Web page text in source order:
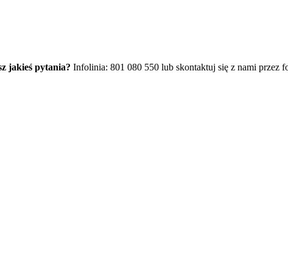
jakieś pytania? Infolinia: 801 080 550 lub skontaktuj się z nami przez